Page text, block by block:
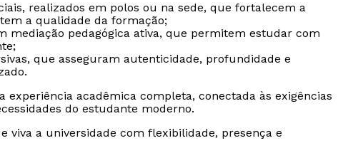
realizados em polos ou na sede, que fortalecem a
a qualidade da formação;
mediação pedagógica ativa, que permitem estudar com
que asseguram autenticidade, profundidade e
experiência acadêmica completa, conectada às exigências
do estudante moderno.
viva a universidade com flexibilidade, presença e